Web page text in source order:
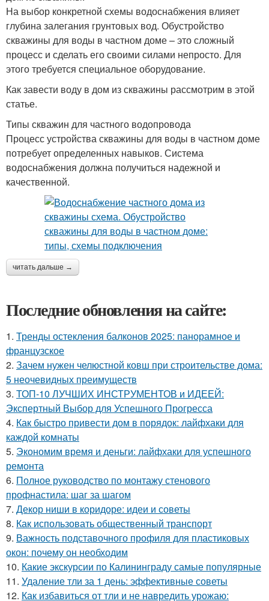
На выбор конкретной схемы водоснабжения влияет
глубина залегания грунтовых вод. Обустройство
скважины для воды в частном доме – это сложный
процесс и сделать его своими силами непросто. Для
этого требуется специальное оборудование.
Как завести воду в дом из скважины рассмотрим в этой
статье.
Типы скважин для частного водопровода
Процесс устройства скважины для воды в частном доме
потребует определенных навыков. Система
водоснабжения должна получиться надежной и
качественной.
читать дальше →
Последние обновления на сайте:
1. Тренды остекления балконов 2025: панорамное и
французское
2. Зачем нужен челюстной ковш при строительстве дома:
5 неочевидных преимуществ
3. ТОП-10 ЛУЧШИХ ИНСТРУМЕНТОВ и ИДЕЕЙ:
Экспертный Выбор для Успешного Прогресса
4. Как быстро привести дом в порядок: лайфхаки для
каждой комнаты
5. Экономим время и деньги: лайфхаки для успешного
ремонта
6. Полное руководство по монтажу стенового
профнастила: шаг за шагом
7. Декор ниши в коридоре: идеи и советы
8. Как использовать общественный транспорт
9. Важность подставочного профиля для пластиковых
окон: почему он необходим
10. Какие экскурсии по Калининграду самые популярные
11. Удаление тли за 1 день: эффективные советы
12. Как избавиться от тли и не навредить урожаю: